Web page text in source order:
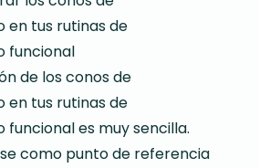
en tus rutinas de
funcional
de los conos de
en tus rutinas de
es muy sencilla.
como punto de referencia